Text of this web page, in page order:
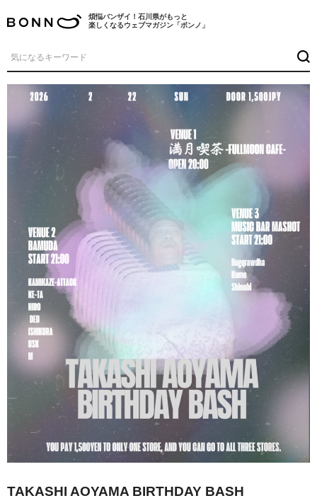
煩悩バンザイ！石川県がもっと
楽しくなるウェブマガジン「ボンノ」
TAKASHI AOYAMA BIRTHDAY BASH